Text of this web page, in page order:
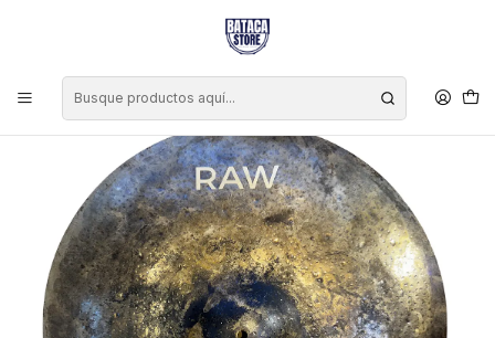
Marcas Sour Percussion
Platillo Sour Percussion Raw Crash 18"